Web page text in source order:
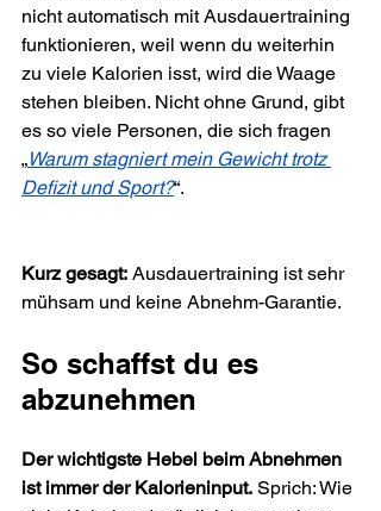
nicht automatisch mit Ausdauertraining
funktionieren, weil wenn du weiterhin
zu viele Kalorien isst, wird die Waage
stehen bleiben. Nicht ohne Grund, gibt
es so viele Personen, die sich fragen
„Warum stagniert mein Gewicht trotz
Defizit und Sport?“.
Kurz gesagt: Ausdauertraining ist sehr
mühsam und keine Abnehm-Garantie.
So schaffst du es
abzunehmen
Der wichtigste Hebel beim Abnehmen
ist immer der Kalorieninput. Sprich: Wie